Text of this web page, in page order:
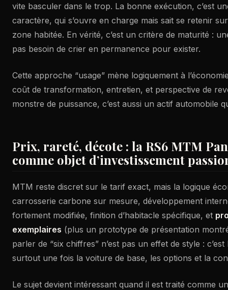
vite basculer dans le trop. La bonne exécution, c’est
caractère, qui s’ouvre en charge mais sait se retenir
zone habitée. En vérité, c’est un critère de maturité :
pas besoin de crier en permanence pour exister.
Cette approche “usage” mène logiquement à
coût de transformation, entretien, et perspective de
monstre de puissance, c’est aussi un actif automobile
Prix, rareté, décote : la RS6 MTM
comme objet d’investissement
MTM reste discret sur le tarif exact, mais la logique
carrosserie carbone sur mesure, développement
fortement modifiée, finition d’habitacle spécifique, et
exemplaires (plus un prototype de présentation
parler de “six chiffres” n’est pas un effet de style :
surtout une fois la voiture de base, les options et la
Le sujet devient intéressant quand il est traité comme